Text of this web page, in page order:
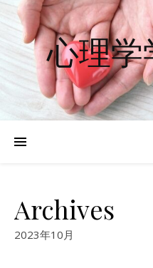
心理
Archives
2023年10月